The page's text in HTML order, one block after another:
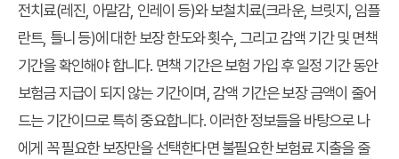
전치료(레진, 아말감, 인레이 등)와 보철치료(크라운, 브릿지, 임플
란트, 틀니 등)에 대한 보장 한도와 횟수, 그리고 감액 기간 및 면책
기간을 확인해야 합니다. 면책 기간은 보험 가입 후 일정 기간 동안
보험금 지급이 되지 않는 기간이며, 감액 기간은 보장 금액이 줄어
드는 기간이므로 특히 중요합니다. 이러한 정보들을 바탕으로 나
에게 꼭 필요한 보장만을 선택한다면 불필요한 보험료 지출을 줄